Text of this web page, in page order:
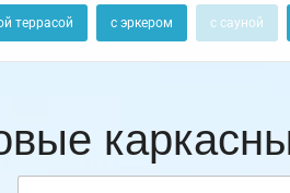
террасой с эркером с сауной